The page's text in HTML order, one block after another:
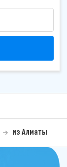
из Алматы